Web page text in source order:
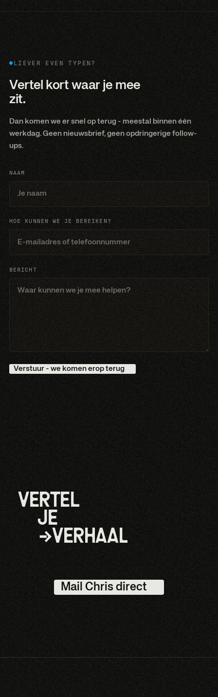
LIEVER EVEN TYPEN?
Vertel kort waar je mee
zit.
Dan komen we er snel op terug - meestal binnen één
werkdag. Geen nieuwsbrief, geen opdringerige follow-
ups.
NAAM
HOE KUNNEN WE JE BEREIKEN?
BERICHT
Verstuur - we komen erop terug
VERTEL
JE
→VERHAAL
Mail Chris direct